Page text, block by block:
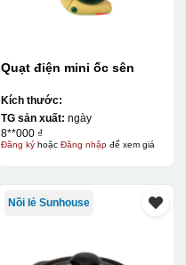
Quạt điện mini ốc sên
Kích thước:
TG sản xuất: ngày
8**000 ₫
Đăng kýhoặc Đăng nhậpđể xem giá
Nồi lẻ Sunhouse